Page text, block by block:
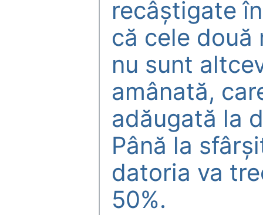
recâştigate
că cele două
nu sunt
amânată,
adăugată la
Până la
datoria va
50%.